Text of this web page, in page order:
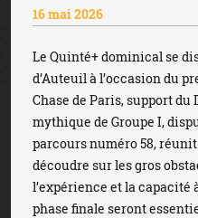
16 mai 2026
Le Quinté+ dominical se
d’Auteuil à l’occasion du
Chase de Paris, support du
mythique de Groupe I,
parcours numéro 58,
découdre sur les gros
l’expérience et la
phase finale seront